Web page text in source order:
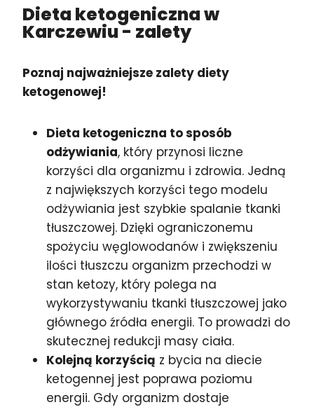
Dieta ketogeniczna w
Karczewiu- zalety
Poznaj najważniejsze zalety diety
ketogenowej!
Dieta ketogeniczna to sposób
odżywiania, który przynosi liczne
korzyści dla organizmu i zdrowia. Jedną
z największych korzyści tego modelu
odżywiania jest szybkie spalanie tkanki
tłuszczowej. Dzięki ograniczonemu
spożyciu węglowodanów i zwiększeniu
ilości tłuszczu organizm przechodzi w
stan ketozy, który polega na
wykorzystywaniu tkanki tłuszczowej jako
głównego źródła energii. To prowadzi do
skutecznej redukcji masy ciała.
Kolejną korzyścią z bycia na diecie
ketogennej jest poprawa poziomu
energii. Gdy organizm dostaje